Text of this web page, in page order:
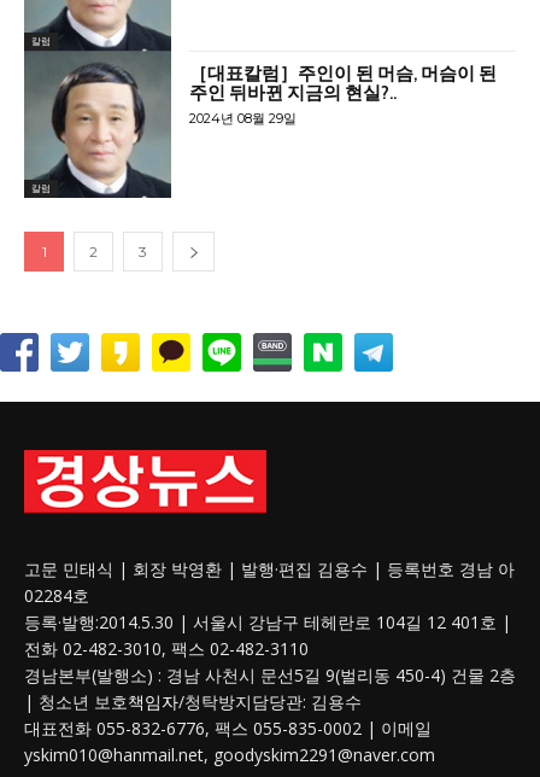
칼럼
칼럼
［대표칼럼］주인이 된 머슴, 머슴이 된
주인 뒤바뀐 지금의 현실?..
2024년 08월 29일
1 2 3
고문 민태식 | 회장 박영환 | 발행·편집 김용수 | 등록번호 경남 아
02284호
등록·발행:2014.5.30 | 서울시 강남구 테헤란로 104길 12 401호 |
전화 02-482-3010, 팩스 02-482-3110
경남본부(발행소) : 경남 사천시 문선5길 9(벌리동 450-4) 건물 2층
| 청소년 보호책임자/청탁방지담당관: 김용수
대표전화 055-832-6776, 팩스 055-835-0002 | 이메일
yskim010@hanmail.net, goodyskim2291@naver.com